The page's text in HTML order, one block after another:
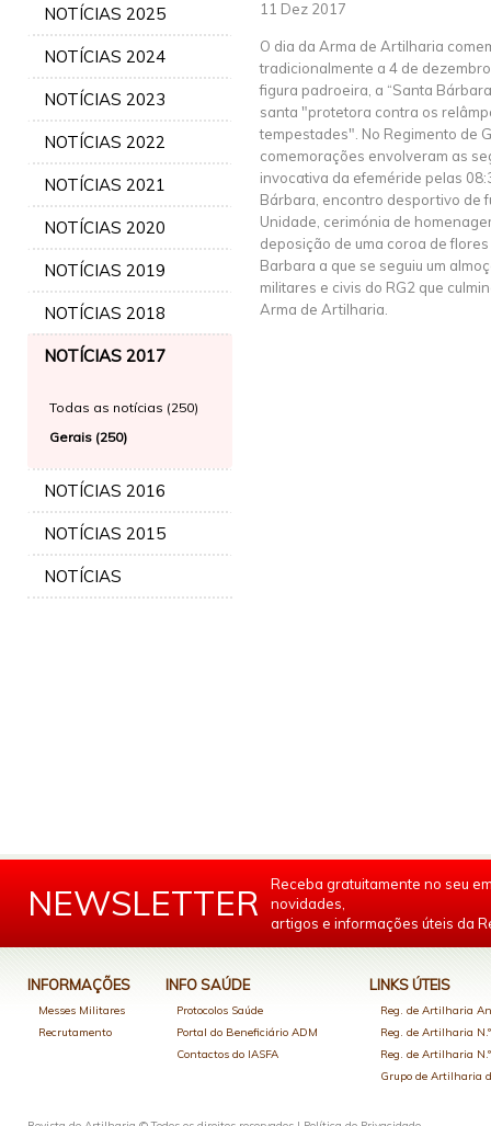
NOTÍCIAS 2025
NOTÍCIAS 2024
NOTÍCIAS 2023
NOTÍCIAS 2022
NOTÍCIAS 2021
NOTÍCIAS 2020
NOTÍCIAS 2019
NOTÍCIAS 2018
NOTÍCIAS 2017
Todas as notícias (250)
Gerais (250)
NOTÍCIAS 2016
NOTÍCIAS 2015
NOTÍCIAS
11 Dez 2017
O dia da Arma de Artilharia
tradicionalmente a 4 de
figura padroeira, a “Santa
santa "protetora contra os
tempestades". No Regimento de
comemorações envolveram as
invocativa da efeméride pelas
Bárbara, encontro desportivo de
Unidade, cerimónia de
deposição de uma coroa de
Barbara a que se seguiu um
militares e civis do RG2 que
Arma de Artilharia.
NEWSLETTER
Receba gratuitamente no seu
novidades,
artigos e informações úteis da
INFORMAÇÕES
Messes Militares
Recrutamento
INFO SAÚDE
Protocolos Saúde
Portal do Beneficiário ADM
Contactos do IASFA
LINKS ÚTEIS
Reg. de Artilharia
Reg. de Artilharia
Reg. de Artilharia
Grupo de Artilharia